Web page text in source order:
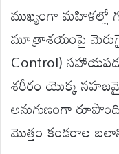
ముఖ్యంగా మహిళల్లో
మూత్రాశయంపై
Control)
శరీరం యొక్క
అనుగుణంగా
మొత్తం కండరాల